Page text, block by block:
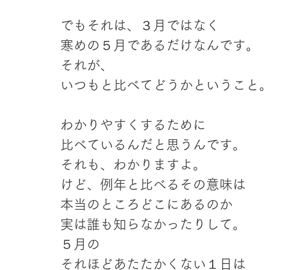
でもそれは、３月ではなく
寒めの５月であるだけなんです。
それが、
いつもと比べてどうかということ。
わかりやすくするために
比べているんだと思うんです。
それも、わかりますよ。
けど、例年と比べるその意味は
本当のところどこにあるのか
実は誰も知らなかったりして。
５月の
それほどあたたかくない１日は